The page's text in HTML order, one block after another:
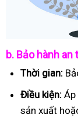
b. Bảo hành an
Thời gian:
Điều kiện: Áp
sản xuất